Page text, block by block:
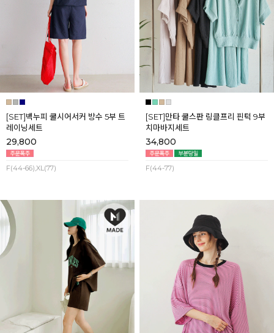
[SET]백누피 쿨시어서커 방수 5부 트
레이닝세트
29,800
F(44-66),XL(77)
[SET]만타 쿨스판 링클프리 핀턱 9부
치마바지세트
34,800
F(44-77)